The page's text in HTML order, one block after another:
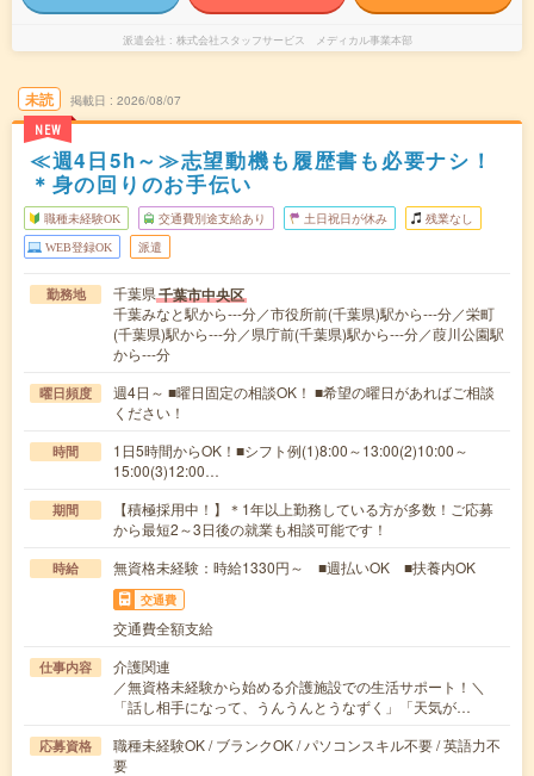
派遣会社 株式会社スタッフサービス メディカル事業本部
未読
NEW
掲載日 2026/08/07
≪週4日5h～≫志望動機も履歴書も必要ナシ！
＊身の回りのお手伝い
職種未経験OK 交通費別途支給あり 土日祝日が休み 残業なし
WEB登録OK 派遣
勤務地 千葉県千葉市中央区
千葉みなと駅から---分／市役所前(千葉県)駅から---分／栄町
(千葉県)駅から---分／県庁前(千葉県)駅から---分／葭川公園駅
から---分
曜日頻度
週4日～ ■曜日固定の相談OK！ ■希望の曜日があればご相談
ください！
時間
1日5時間からOK！■シフト例(1)8:00～13:00(2)10:00～
15:00(3)12:00…
期間
【積極採用中！】＊1年以上勤務している方が多数！ご応募
から最短2～3日後の就業も相談可能です！
時給 無資格未経験：時給1330円～ ■週払いOK ■扶養内OK
交通費
交通費全額支給
仕事内容
介護関連
／無資格未経験から始める介護施設での生活サポート！＼
「話し相手になって、うんうんとうなずく」「天気が…
応募資格
職種未経験OK / ブランクOK / パソコンスキル不要 / 英語力不
要